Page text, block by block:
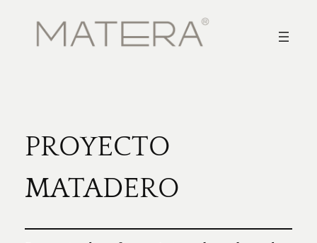
contenido
PROYECTO
MATADERO